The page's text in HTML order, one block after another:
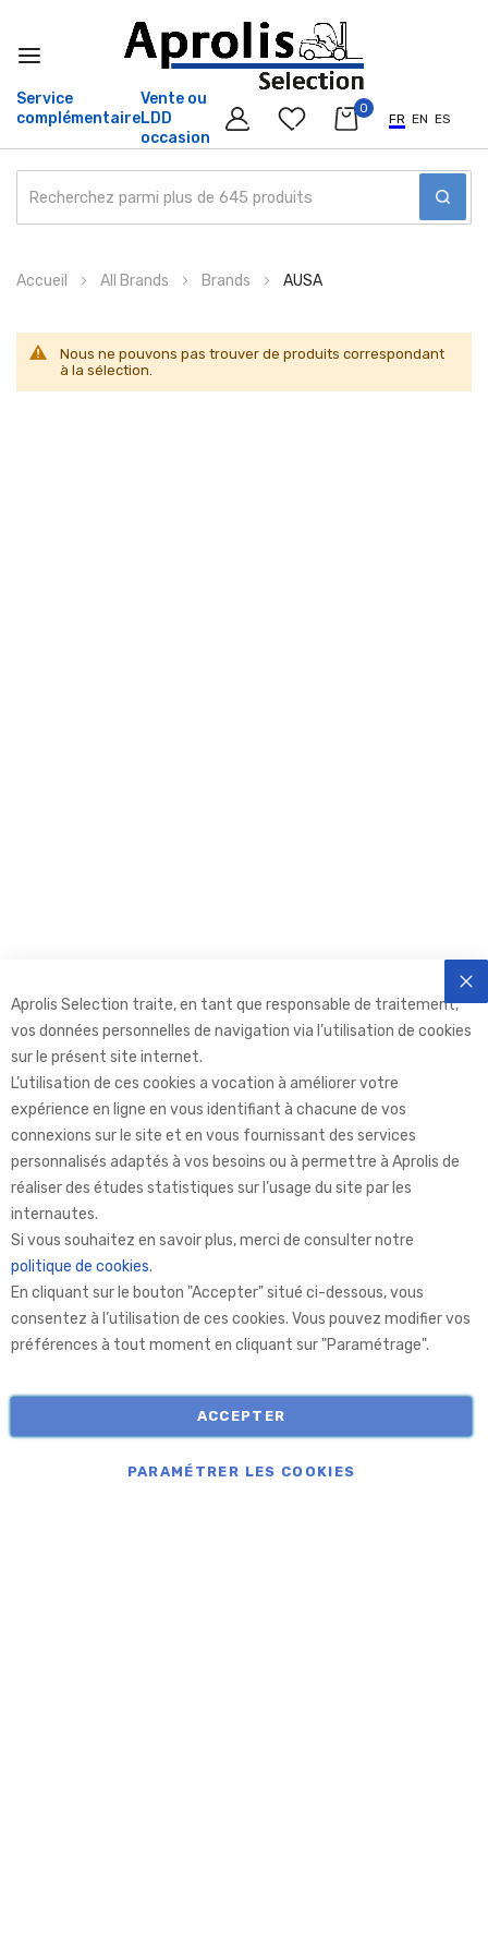
Service
complémentaire
Vente ou
LDD
occasion
0
FR EN ES
au
Accueil All Brands Brands AUSA
Nous ne pouvons pas trouver de produits correspondant
à la sélection.
Aprolis Selection
Aprolis
Aprolis Selection traite, en tant que responsable de traitement,
vos données personnelles de navigation via l’utilisation de cookies
sur le présent site internet.
L’utilisation de ces cookies a vocation à améliorer votre
expérience en ligne en vous identifiant à chacune de vos
connexions sur le site et en vous fournissant des services
personnalisés adaptés à vos besoins ou à permettre à Aprolis de
réaliser des études statistiques sur l’usage du site par les
internautes.
Si vous souhaitez en savoir plus, merci de consulter notre
politique de cookies.
En cliquant sur le bouton "Accepter" situé ci-dessous, vous
consentez à l’utilisation de ces cookies. Vous pouvez modifier vos
préférences à tout moment en cliquant sur "Paramétrage".
ACCEPTER
PARAMÉTRER LES COOKIES